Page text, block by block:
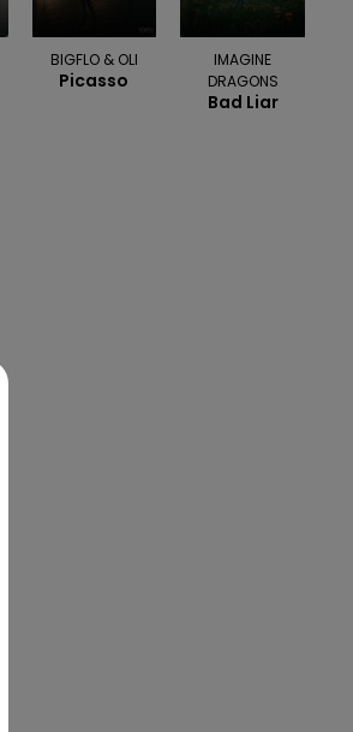
BIGFLO & OLI
Picasso
IMAGINE
DRAGONS
Bad Liar